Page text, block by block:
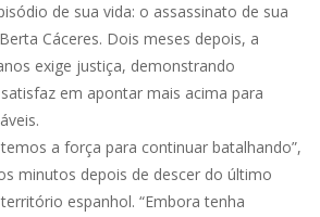
de sua vida: o assassinato de sua
Cáceres. Dois meses depois, a
exige justiça, demonstrando
em apontar mais acima para
a força para continuar batalhando”,
minutos depois de descer do último
espanhol. “Embora tenha